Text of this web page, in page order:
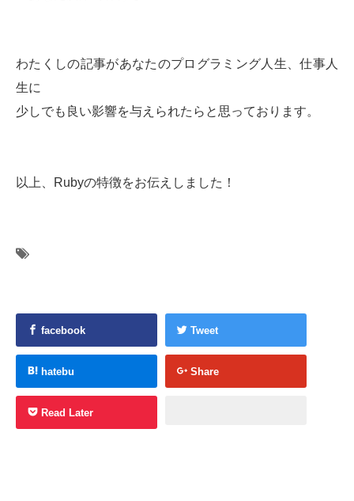
わたくしの記事があなたのプログラミング人生、仕事人
生に
少しでも良い影響を与えられたらと思っております。
以上、Rubyの特徴をお伝えしました！
facebook Tweet
hatebu Share
Read Later